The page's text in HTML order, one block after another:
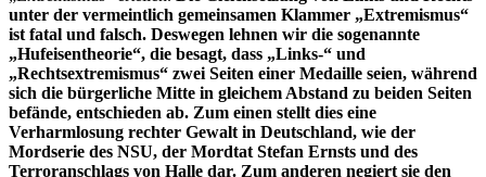
unter der vermeintlich gemeinsamen Klammer „Extremismus“
ist fatal und falsch. Deswegen lehnen wir die sogenannte
„Hufeisentheorie“, die besagt, dass „Links-“ und
„Rechtsextremismus“ zwei Seiten einer Medaille seien, während
sich die bürgerliche Mitte in gleichem Abstand zu beiden Seiten
befände, entschieden ab. Zum einen stellt dies eine
Verharmlosung rechter Gewalt in Deutschland, wie der
Mordserie des NSU, der Mordtat Stefan Ernsts und des
Terroranschlags von Halle dar. Zum anderen negiert sie den